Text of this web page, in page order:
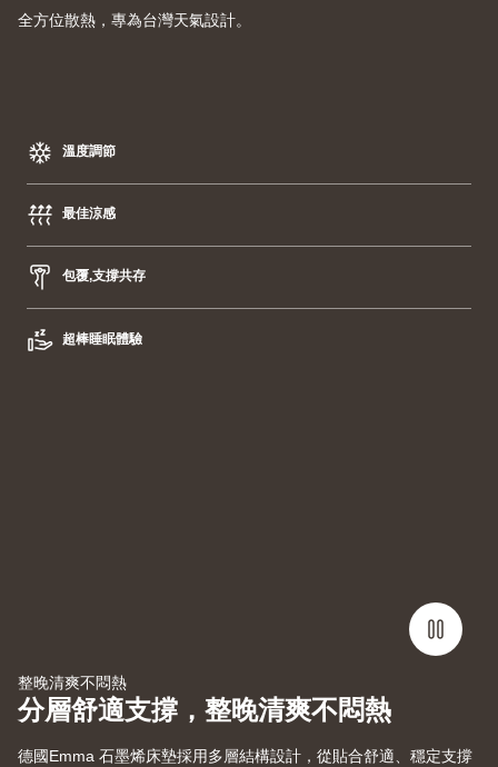
全方位散熱，專為台灣天氣設計。
溫度調節
最佳涼感
包覆,支撐共存
超棒睡眠體驗
整晚清爽不悶熱
分層舒適支撐，整晚清爽不悶熱
德國Emma 石墨烯床墊採用多層結構設計，從貼合舒適、穩定支撐